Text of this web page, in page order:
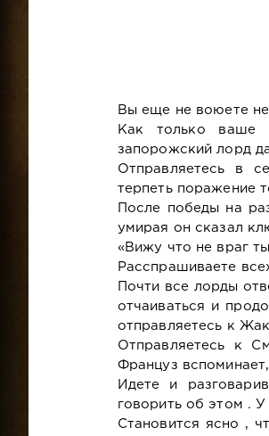
Вы еще не воюете не
Как только ваше
запорожский лорд
Отправляетесь в
терпеть поражение
После победы на
умирая он сказал
«Вижу что не враг
Расспрашиваете
Почти все лорды
отчаиваться и
отправляетесь к
Отправляетесь к
Француз
Идете и
говорить об этом .
Становится ясно ,